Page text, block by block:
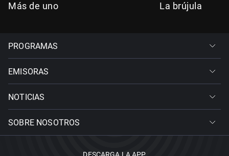
Más de uno La brújula
PROGRAMAS
EMISORAS
NOTICIAS
SOBRE NOSOTROS